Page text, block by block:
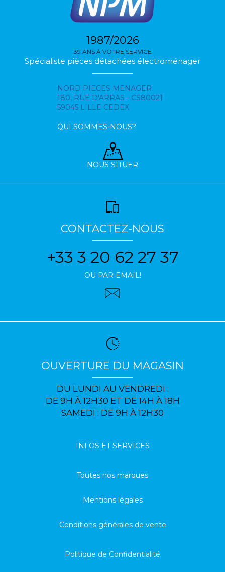
1987/2026
39 ANS À VOTRE SERVICE
Spécialiste pièces détachées électroménager
NORD PIECES MENAGER
180, RUE D'ARRAS - CS80021
59045 LILLE CEDEX
QUI SOMMES-NOUS?
NOUS SITUER
CONTACTEZ-NOUS
+33 3 20 62 27 37
OU PAR EMAIL!
OUVERTURE DU MAGASIN
DU LUNDI AU VENDREDI :
DE 9H À 12H30 ET DE 14H À 18H
SAMEDI : DE 9H À 12H30
INFOS ET SERVICES
Toutes nos marques
Mentions légales
Conditions générales de vente
Politique de Confidentialité